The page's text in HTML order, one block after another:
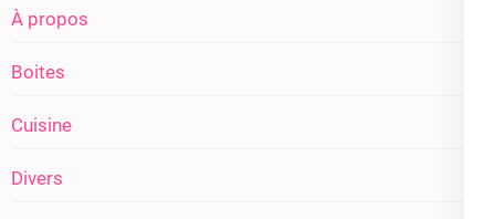
À propos
Boites
Cuisine
Divers